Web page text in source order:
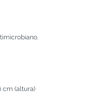
cm (altura)